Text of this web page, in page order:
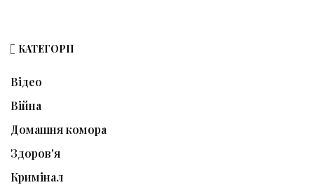
КАТЕГОРІЇ
Відео
Війна
Домашня комора
Здоров'я
Кримінал